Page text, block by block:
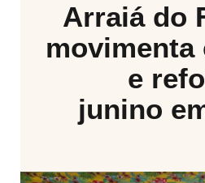
Arraiá do
movimenta
e
junino